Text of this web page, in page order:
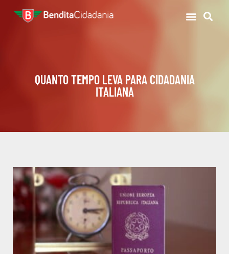
QUANTO TEMPO LEVA PARA CIDADANIA
ITALIANA